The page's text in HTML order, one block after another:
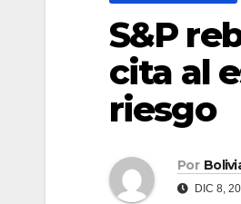
S&P
cita al
riesgo
Por
DIC 8,